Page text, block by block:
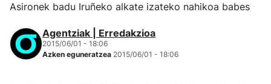
Asironek badu Iruñeko alkate izateko nahikoa babes
Agentziak | Erredakzioa
2015/06/01 - 18:06
Azken eguneratzea 2015/06/01 - 18:06